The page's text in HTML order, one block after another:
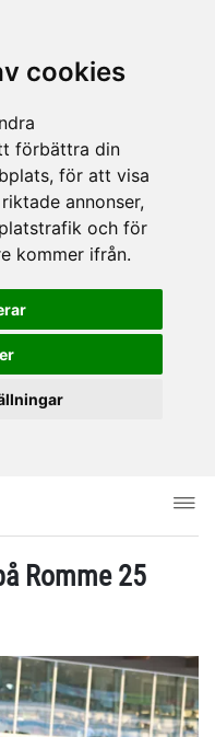
cookies
förbättra din
för att visa
annonser,
och för
kommer ifrån.
Romme 25